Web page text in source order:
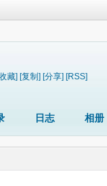
藏] [复制] [分享] [RSS]
日志 相册